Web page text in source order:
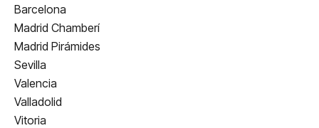
Barcelona
Madrid Chamberí
Madrid Pirámides
Sevilla
Valencia
Valladolid
Vitoria